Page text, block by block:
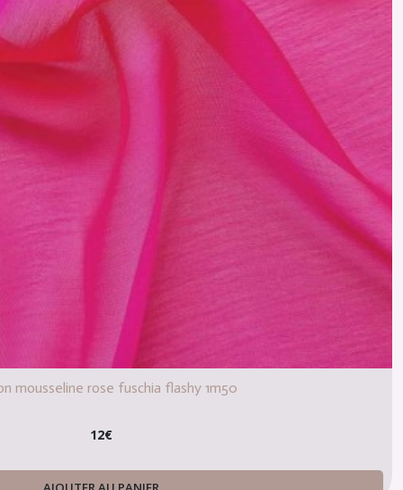
mousseline rose fuschia flashy 1m50
12€